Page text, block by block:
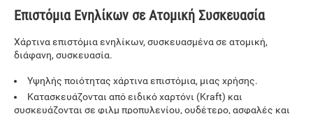
Επιστόμια Ενηλίκων σε Ατομική Συσκευασία
Χάρτινα επιστόμια ενηλίκων, συσκευασμένα σε ατομική,
διάφανη, συσκευασία.
Υψηλής ποιότητας χάρτινα επιστόμια, μιας χρήσης.
Κατασκευάζονται από ειδικό χαρτόνι (Kraft) και
συσκευάζονται σε φιλμ προπυλενίου, ουδέτερο, ασφαλές και